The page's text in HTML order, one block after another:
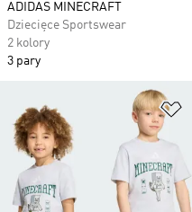
ADIDAS MINECRAFT
Dziecięce Sportswear
2 kolory
3 pary